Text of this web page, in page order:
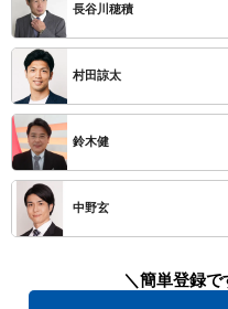
長谷川穂積
村田諒太
鈴木健
中野玄
＼簡単登録